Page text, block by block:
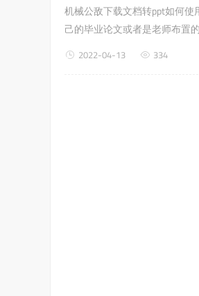
机械公敌下载文档转ppt如何使
己的毕业论文或者是老师布置
2022-04-13 334